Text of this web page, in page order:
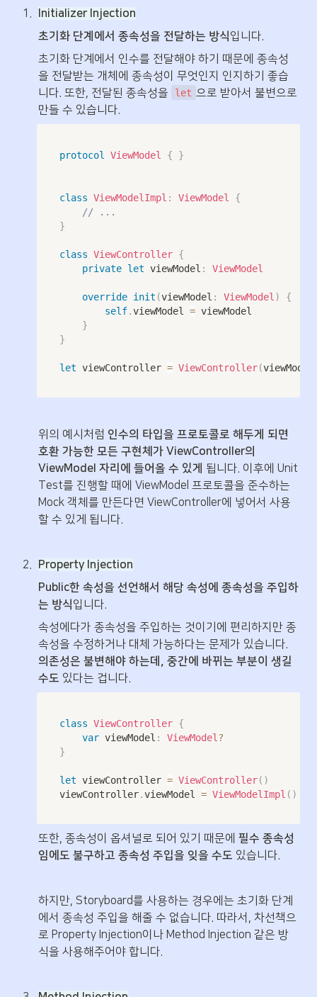
1 .
Initializer Injection
초기화 단계에서 종속성을 전달하는 방식입니다.
초기화 단계에서 인수를 전달해야 하기 때문에 종속성
을 전달받는 개체에 종속성이 무엇인지 인지하기 좋습
니다. 또한, 전달된 종속성을
let 으로 받아서 불변으로
만들 수 있습니다.
protocol ViewModel { }
class ViewModelImpl : ViewModel
{
// ...
}
class ViewController {
private let viewModel : ViewModel
override init (viewModel : ViewModel )
{
self.viewModel = viewModel
}
}
let viewController = ViewController(viewModel
위의 예시처럼 인수의 타입을 프로토콜로 해두게 되면
호환 가능한 모든 구현체가 ViewController의
ViewModel 자리에 들어올 수 있게
됩니다. 이후에 Unit
Test를 진행할 때에 ViewModel 프로토콜을 준수하는
Mock 객체를 만든다면 ViewController에 넣어서 사용
할 수 있게 됩니다.
2.
Property Injection
Public한 속성을 선언해서 해당 속성에 종속성을 주입하
는 방식입니다.
속성에다가 종속성을 주입하는 것이기에 편리하지만 종
의존성은 불변해야 하는데, 중간에 바뀌는 부분이 생길
수도 있다는 겁니다.
class ViewController {
var viewModel : ViewModel ?
}
let viewController = ViewController( )
viewController.viewModel = ViewModelImpl ( )
또한, 종속성이 옵셔널로 되어 있기 때문에 필수 종속성
임에도 불구하고 종속성 주입을 잊을 수도 있습니다.
하지만, Storyboard를 사용하는 경우에는 초기화 단계
에서 종속성 주입을 해줄 수 없습니다. 따라서, 차선책으
로 Property Injection이나 Method Injection 같은 방
식을 사용해주어야 합니다.